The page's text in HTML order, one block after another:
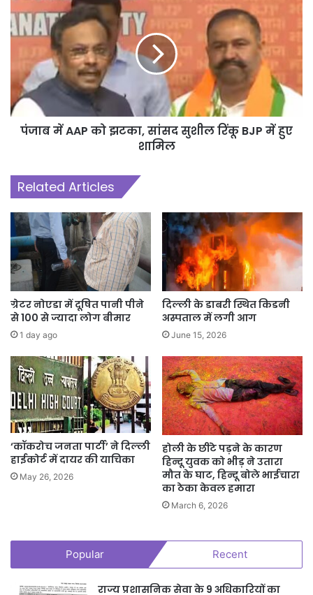
पंजाब में AAP को झटका, सांसद सुशील र‍िंकू BJP में हुए
शाम‍िल
Related Articles
ग्रेटर नोएडा में दूषित पानी पीने
से 100 से ज्यादा लोग बीमार
1 day ago
दिल्ली के डाबरी स्थित किडनी
अस्पताल में लगी आग
June 15, 2026
‘कॉकरोच जनता पार्टी’ ने दिल्ली
हाईकोर्ट में दायर की याचिका
May 26, 2026
होली के छींटे पड़ने के कारण
हिन्दू युवक को भीड़ ने उतारा
मौत के घाट, हिन्दू बोले भाईचारा
का ठेका केवल हमारा
March 6, 2026
Popular Recent
राज्य प्रशासनिक सेवा के 9 अधिकारियों का